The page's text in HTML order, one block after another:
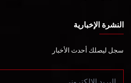
النشرة الإخبارية
سجل ليصلك أحدث الأخبار